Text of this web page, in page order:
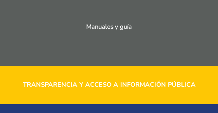
Manuales y guía
TRANSPARENCIA Y ACCESO A INFORMACIÓN PÚBLICA